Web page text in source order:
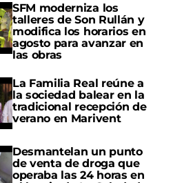
SFM moderniza los
talleres de Son Rullán y
modifica los horarios en
agosto para avanzar en
las obras
La Familia Real reúne a
la sociedad balear en la
tradicional recepción de
verano en Marivent
Desmantelan un punto
de venta de droga que
operaba las 24 horas en